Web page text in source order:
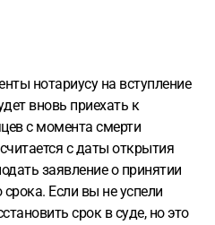
нотариусу на вступление
вновь приехать к
с момента смерти
с даты открытия
заявление о принятии
срока. Если вы не успели
срок в суде, но это